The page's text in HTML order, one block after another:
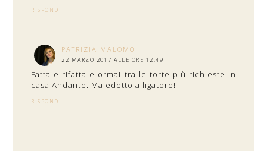
RISPONDI
PATRIZIA MALOMO
22 MARZO 2017 ALLE ORE 12:49
Fatta e rifatta e ormai tra le torte più richieste in
casa Andante. Maledetto alligatore!
RISPONDI